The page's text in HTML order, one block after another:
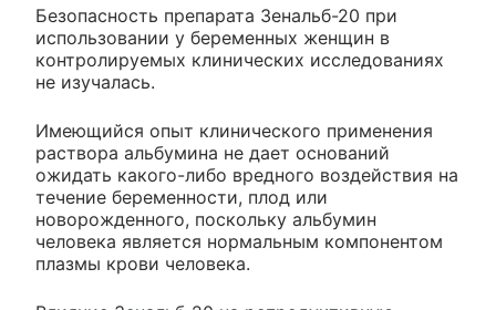
Безопасность препарата Зенальб-20 при
использовании у беременных женщин в
контролируемых клинических исследованиях
не изучалась.
Имеющийся опыт клинического применения
раствора альбумина не дает оснований
ожидать какого-либо вредного воздействия на
течение беременности, плод или
новорожденного, поскольку альбумин
человека является нормальным компонентом
плазмы крови человека.